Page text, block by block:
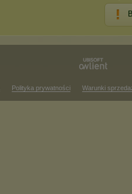
Polityka prywatności Warunki